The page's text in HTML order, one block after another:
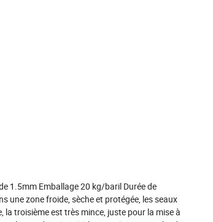
1.5mm Emballage 20 kg/baril Durée de
une zone froide, sèche et protégée, les seaux
troisième est très mince, juste pour la mise à